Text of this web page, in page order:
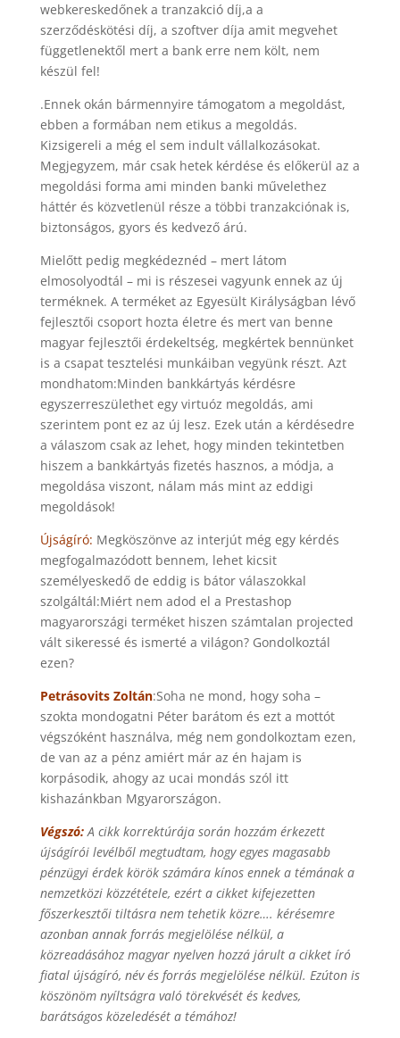
webkereskedőnek a tranzakció díj,a a
szerződéskötési díj, a szoftver díja amit megvehet
függetlenektől mert a bank erre nem költ, nem
készül fel!
.Ennek okán bármennyire támogatom a megoldást,
ebben a formában nem etikus a megoldás.
Kizsigereli a még el sem indult vállalkozásokat.
Megjegyzem, már csak hetek kérdése és előkerül az a
megoldási forma ami minden banki művelethez
háttér és közvetlenül része a többi tranzakciónak is,
biztonságos, gyors és kedvező árú.
Mielőtt pedig megkédeznéd – mert látom
elmosolyodtál – mi is részesei vagyunk ennek az új
terméknek. A terméket az Egyesült Királyságban lévő
fejlesztői csoport hozta életre és mert van benne
magyar fejlesztői érdekeltség, megkértek bennünket
is a csapat tesztelési munkáiban vegyünk részt. Azt
mondhatom:Minden bankkártyás kérdésre
egyszerreszülethet egy virtuóz megoldás, ami
szerintem pont ez az új lesz. Ezek után a kérdésedre
a válaszom csak az lehet, hogy minden tekintetben
hiszem a bankkártyás fizetés hasznos, a módja, a
megoldása viszont, nálam más mint az eddigi
megoldások!
Újságíró: Megköszönve az interjút még egy kérdés
megfogalmazódott bennem, lehet kicsit
személyeskedő de eddig is bátor válaszokkal
szolgáltál:Miért nem adod el a Prestashop
magyarországi terméket hiszen számtalan projected
vált sikeressé és ismerté a világon? Gondolkoztál
ezen?
Petrásovits Zoltán:Soha ne mond, hogy soha –
szokta mondogatni Péter barátom és ezt a mottót
végszóként használva, még nem gondolkoztam ezen,
de van az a pénz amiért már az én hajam is
korpásodik, ahogy az ucai mondás szól itt
kishazánkban Mgyarországon.
Végszó: A cikk korrektúrája során hozzám érkezett
újságírói levélből megtudtam, hogy egyes magasabb
pénzügyi érdek körök számára kínos ennek a témának a
nemzetközi közzététele, ezért a cikket kifejezetten
főszerkesztői tiltásra nem tehetik közre…. kérésemre
azonban annak forrás megjelölése nélkül, a
közreadásához magyar nyelven hozzá járult a cikket író
fiatal újságíró, név és forrás megjelölése nélkül. Ezúton is
köszönöm nyíltságra való törekvését és kedves,
barátságos közeledését a témához!